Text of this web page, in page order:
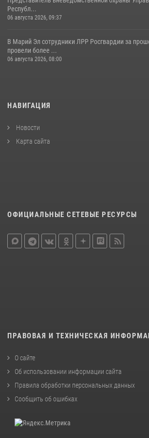
Республ...
06 августа 2026, 09:37
В Марий Эл сотрудники ЛРР Росгвардии за
провели более ...
06 августа 2026, 08:00
НАВИГАЦИЯ
Новости
Карта сайта
ОФИЦИАЛЬНЫЕ СЕТЕВЫЕ РЕСУРСЫ
ПРАВОВАЯ И ТЕХНИЧЕСКАЯ
О сайте
Об использовании информации сайта
Правила обработки персональных данных
Сообщить об ошибках